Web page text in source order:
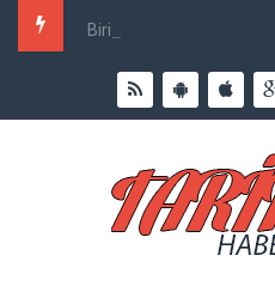
Birinci Dünya Savaşı`nda